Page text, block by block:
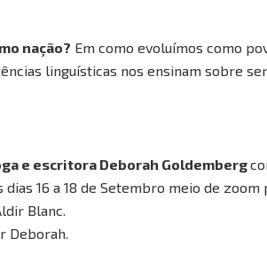
nação? Em como evoluímos como
linguísticas nos ensinam sobre
e escritora Deborah Goldemberg
16 a 18 de Setembro meio de zoom
Blanc.
Deborah.